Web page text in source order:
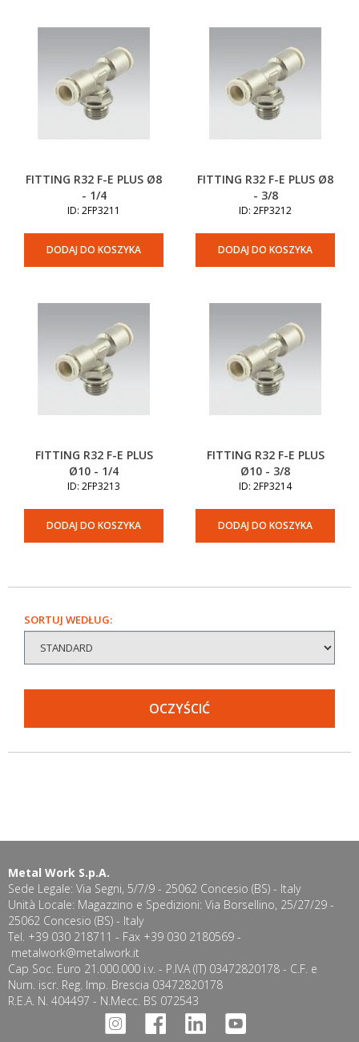
FITTING R32 F-E PLUS Ø8
- 1/4
ID: 2FP3211
DODAJ DO KOSZYKA
FITTING R32 F-E PLUS Ø8
- 3/8
ID: 2FP3212
DODAJ DO KOSZYKA
FITTING R32 F-E PLUS
Ø10 - 1/4
ID: 2FP3213
DODAJ DO KOSZYKA
FITTING R32 F-E PLUS
Ø10 - 3/8
ID: 2FP3214
DODAJ DO KOSZYKA
SORTUJ WEDŁUG:
OCZYŚCIĆ
Metal Work S.p.A.
Sede Legale: Via Segni, 5/7/9 - 25062 Concesio (BS) - Italy
Unità Locale: Magazzino e Spedizioni: Via Borsellino, 25/27/29 -
25062 Concesio (BS) - Italy
Tel. +39 030 218711 - Fax +39 030 2180569 -
metalwork@metalwork.it
Cap Soc. Euro 21.000.000 i.v. - P.IVA (IT) 03472820178 - C.F. e
Num. iscr. Reg. Imp. Brescia 03472820178
R.E.A. N. 404497 - N.Mecc. BS 072543